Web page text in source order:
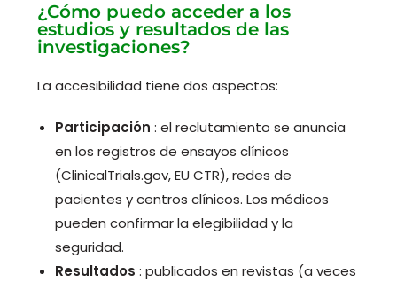
¿Cómo puedo acceder a los
estudios y resultados de las
investigaciones?
La accesibilidad tiene dos aspectos:
Participación : el reclutamiento se anuncia
en los registros de ensayos clínicos
(ClinicalTrials.gov, EU CTR), redes de
pacientes y centros clínicos. Los médicos
pueden confirmar la elegibilidad y la
seguridad.
Resultados : publicados en revistas (a veces